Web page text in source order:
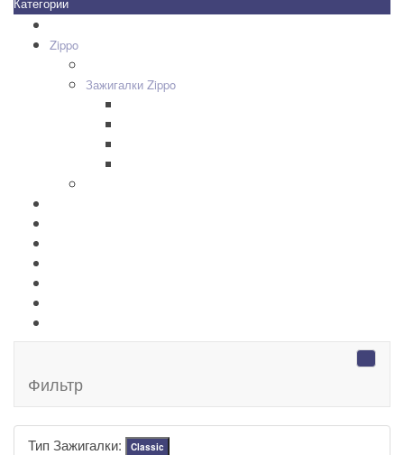
Zippo
Зажигалки Zippo
Фильтр
Тип Зажигалки: Classic